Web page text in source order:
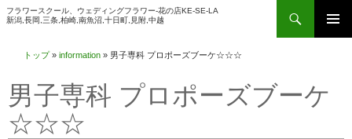
フラワースクール、ウェディングフラワー-花の店KE-SE-LA
新潟,長岡,三条,柏崎,南魚沼,十日町,見附,中越
検
索
トップ» information » 男子専科 プロポーズブーケ☆☆☆
男子専科 プロポーズブーケ
☆☆☆